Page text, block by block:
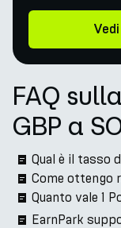
FAQ
GBP a
Qual è il tasso
Come ottengo
Quanto vale 1
EarnPark